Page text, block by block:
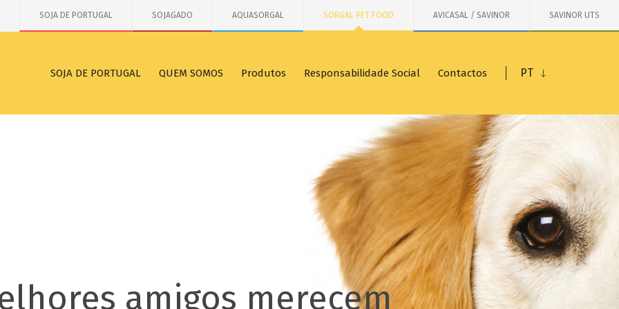
SOJA DE PORTUGAL SOJAGADO AQUASORGAL SORGAL PET FOOD AVICASAL / SAVINOR SAVINOR UTS
SOJA DE PORTUGAL QUEM SOMOS Produtos Responsabilidade Social Contactos PT
amigos merecem